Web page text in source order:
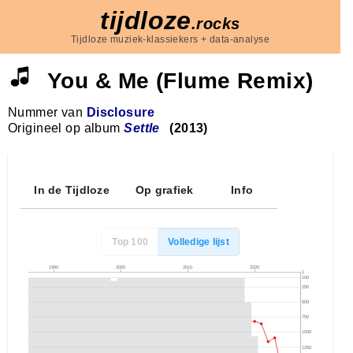
tijdloze.rocks
Tijdloze muziek-klassiekers + data-analyse
You & Me (Flume Remix)
Nummer van Disclosure
Origineel op albumSettle (2013)
In de Tijdloze Op grafiek Info
Top 100 Volledige lijst
1990 2000 2010 2020
1
100
250
500
750
1000
1250